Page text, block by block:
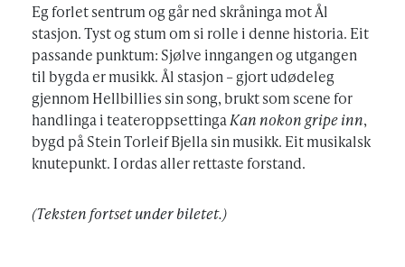
Eg forlet sentrum og går ned skråninga mot Ål
stasjon. Tyst og stum om si rolle i denne historia. Eit
passande punktum: Sjølve inngangen og utgangen
til bygda er musikk. Ål stasjon – gjort udødeleg
gjennom Hellbillies sin song, brukt som scene for
handlinga i teateroppsettingaKan nokon gripe inn,
bygd på Stein Torleif Bjella sin musikk. Eit musikalsk
knutepunkt. I ordas aller rettaste forstand.
(Teksten fortset under biletet.)